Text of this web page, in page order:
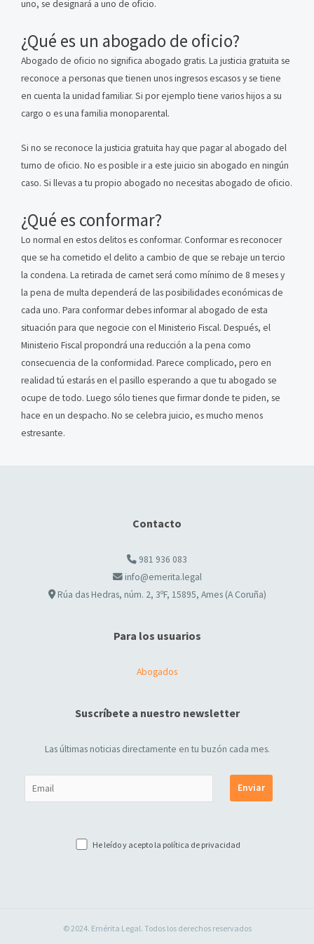
uno, se designará a uno de oficio.
¿Qué es un abogado de oficio?
Abogado de oficio no significa abogado gratis. La justicia gratuita se
reconoce a personas que tienen unos ingresos escasos y se tiene
en cuenta la unidad familiar. Si por ejemplo tiene varios hijos a su
cargo o es una familia monoparental.
Si no se reconoce la justicia gratuita hay que pagar al abogado del
turno de oficio. No es posible ir a este juicio sin abogado en ningún
caso. Si llevas a tu propio abogado no necesitas abogado de oficio.
¿Qué es conformar?
Lo normal en estos delitos es conformar. Conformar es reconocer
que se ha cometido el delito a cambio de que se rebaje un tercio
la condena. La retirada de carnet será como mínimo de 8 meses y
la pena de multa dependerá de las posibilidades económicas de
cada uno. Para conformar debes informar al abogado de esta
situación para que negocie con el Ministerio Fiscal. Después, el
Ministerio Fiscal propondrá una reducción a la pena como
consecuencia de la conformidad. Parece complicado, pero en
realidad tú estarás en el pasillo esperando a que tu abogado se
ocupe de todo. Luego sólo tienes que firmar donde te piden, se
hace en un despacho. No se celebra juicio, es mucho menos
estresante.
Contacto
981 936 083
info@emerita.legal
Rúa das Hedras, núm. 2, 3ºF, 15895, Ames (A Coruña)
Para los usuarios
Abogados
Suscríbete a nuestro newsletter
Las últimas noticias directamente en tu buzón cada mes.
He leído y acepto la política de privacidad
© 2024. Emérita Legal. Todos los derechos reservados